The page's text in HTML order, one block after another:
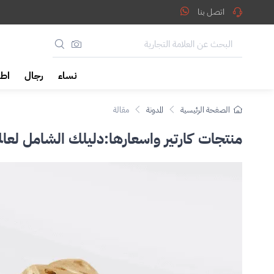
منتجات كارتير
وفي المملكة العربية السعودية،
اتصل بنا
نساء رجال
الصفحة الرئيسية المدونة مقالة
منتجات كارتير واسعارها:دليلك الشامل